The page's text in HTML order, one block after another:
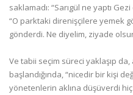
saklamadı: “Sarıgül ne yaptı
“O parktaki direnişçilere yemek
gönderdi. Ne diyelim, ziyade
Ve tabii seçim süreci yaklaşıp
başlandığında, “nicedir bir kişi
yönetenlerin aklına düşüverdi